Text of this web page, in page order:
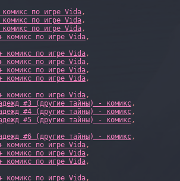
по игре Vida,
по игре Vida,
по игре Vida,
комикс по игре Vida,
комикс по игре Vida,
комикс по игре Vida,
комикс по игре Vida,
комикс по игре Vida,
комикс по игре Vida,
#3 (другие тайны) - комикс,
#4 (другие тайны) - комикс,
#5 (другие тайны) - комикс,
#6 (другие тайны) - комикс,
комикс по игре Vida,
комикс по игре Vida,
комикс по игре Vida,
комикс по игре Vida,